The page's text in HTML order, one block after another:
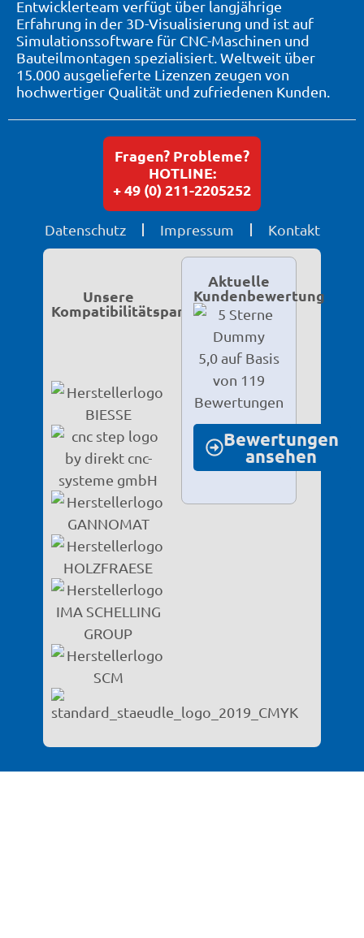
Entwicklerteam verfügt über langjährige
Erfahrung in der 3D-Visualisierung und ist auf
Simulationssoftware für CNC-Maschinen und
Bauteilmontagen spezialisiert. Weltweit über
15.000 ausgelieferte Lizenzen zeugen von
hochwertiger Qualität und zufriedenen Kunden.
Datenschutz Impressum Kontakt
Fragen? Probleme?
HOTLINE:
+ 49 (0) 211-2205252
Unsere
Kompatibilitätspartner
Aktuelle
Kundenbewertung
5,0 auf Basis
von 119
Bewertungen
Bewertungen
ansehen